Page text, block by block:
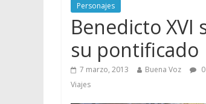
Personajes
Benedicto XVI
su pontificado
7 marzo, 2013 Buena Voz
Viajes